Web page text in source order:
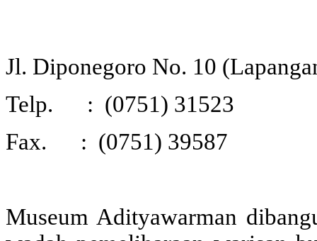
Jl. Diponegoro No. 10
Telp. : (0751) 31523
Fax. : (0751) 39587
Museum Adityawarman